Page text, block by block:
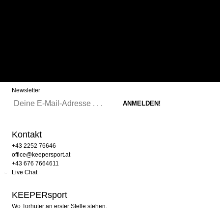
Newsletter
Kontakt
+43 2252 76646
office@keepersport.at
+43 676 7664611
Live Chat
KEEPERsport
Wo Torhüter an erster Stelle stehen.